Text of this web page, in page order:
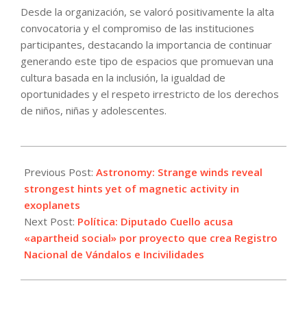
Desde la organización, se valoró positivamente la alta
convocatoria y el compromiso de las instituciones
participantes, destacando la importancia de continuar
generando este tipo de espacios que promuevan una
cultura basada en la inclusión, la igualdad de
oportunidades y el respeto irrestricto de los derechos
de niños, niñas y adolescentes.
06-
02
Previous Post: Astronomy: Strange winds reveal
strongest hints yet of magnetic activity in
exoplanets
Next Post: Política: Diputado Cuello acusa
«apartheid social» por proyecto que crea Registro
Nacional de Vándalos e Incivilidades